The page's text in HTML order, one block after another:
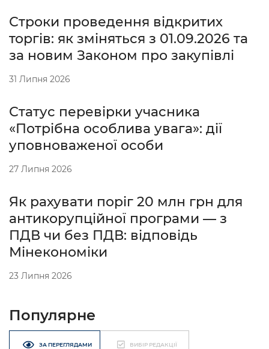
Строки проведення відкритих
торгів: як зміняться з 01.09.2026 та
за новим Законом про закупівлі
31 Липня 2026
Статус перевірки учасника
«Потрібна особлива увага»: дії
уповноваженої особи
27 Липня 2026
Як рахувати поріг 20 млн грн для
антикорупційної програми — з
ПДВ чи без ПДВ: відповідь
Мінекономіки
23 Липня 2026
Популярне
ЗА ПЕРЕГЛЯДАМИ ВИБІР РЕДАКЦІЇ